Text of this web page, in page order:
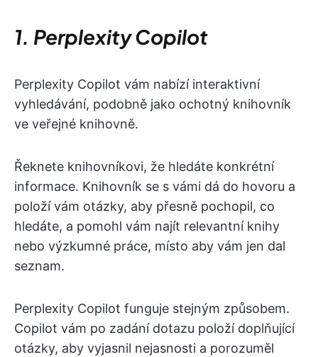
1. Perplexity Copilot
Perplexity Copilot vám nabízí interaktivní
vyhledávání, podobně jako ochotný knihovník
ve veřejné knihovně.
Řeknete knihovníkovi, že hledáte konkrétní
informace. Knihovník se s vámi dá do hovoru a
položí vám otázky, aby přesně pochopil, co
hledáte, a pomohl vám najít relevantní knihy
nebo výzkumné práce, místo aby vám jen dal
seznam.
Perplexity Copilot funguje stejným způsobem.
Copilot vám po zadání dotazu položí doplňující
otázky, aby vyjasnil nejasnosti a porozuměl